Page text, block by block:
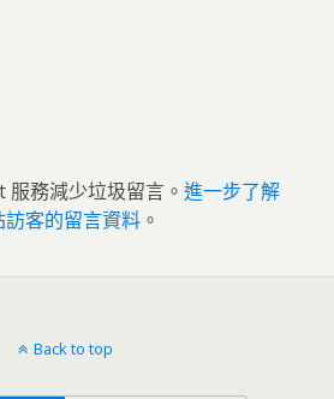
務減少垃圾留言。 進一步了解
客的留言資料 。
Back to top